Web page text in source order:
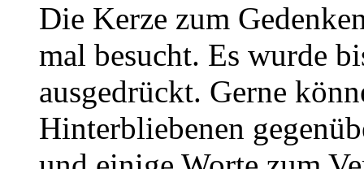
Die Kerze zum
mal besucht. Es wurde
ausgedrückt. Gerne
Hinterbliebenen